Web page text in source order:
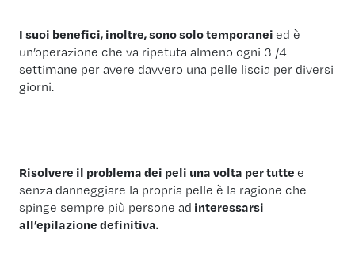
I suoi benefici, inoltre, sono solo temporanei ed è
un’operazione che va ripetuta almeno ogni 3 /4
settimane per avere davvero una pelle liscia per diversi
giorni.
Risolvere il problema dei peli una volta per tutte e
senza danneggiare la propria pelle è la ragione che
spinge sempre più persone ad interessarsi
all’epilazione definitiva.